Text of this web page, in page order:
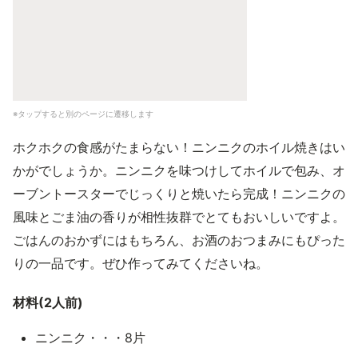
※タップすると別のページに遷移します
ホクホクの食感がたまらない！ニンニクのホイル焼きはい
かがでしょうか。ニンニクを味つけしてホイルで包み、オ
ーブントースターでじっくりと焼いたら完成！ニンニクの
風味とごま油の香りが相性抜群でとてもおいしいですよ。
ごはんのおかずにはもちろん、お酒のおつまみにもぴった
りの一品です。ぜひ作ってみてくださいね。
材料(2人前)
ニンニク・・・8片